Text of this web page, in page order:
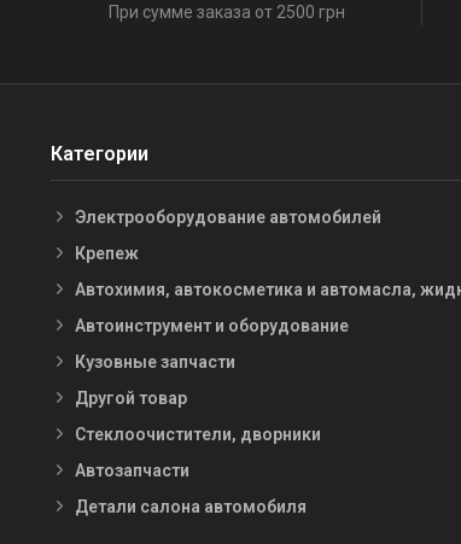
При сумме заказа от 2500 грн
Категории
Электрооборудование автомобилей
Крепеж
Автохимия, автокосметика и автомасла,
Автоинструмент и оборудование
Кузовные запчасти
Другой товар
Стеклоочистители, дворники
Автозапчасти
Детали салона автомобиля